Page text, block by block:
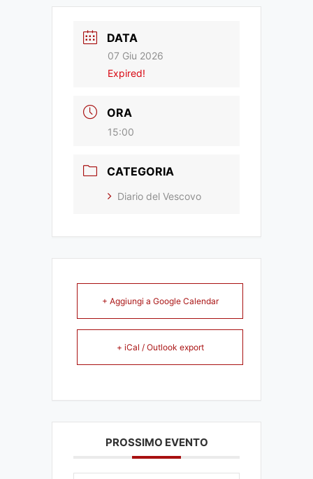
DATA
07 Giu 2026
Expired!
ORA
15:00
CATEGORIA
Diario del Vescovo
+ Aggiungi a Google Calendar
+ iCal / Outlook export
PROSSIMO EVENTO